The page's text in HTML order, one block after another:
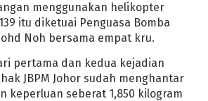
menggunakan helikopter
itu diketuai Penguasa Bomba
Noh bersama empat kru.
pertama dan kedua kejadian
JBPM Johor sudah menghantar
keperluan seberat 1,850 kilogram